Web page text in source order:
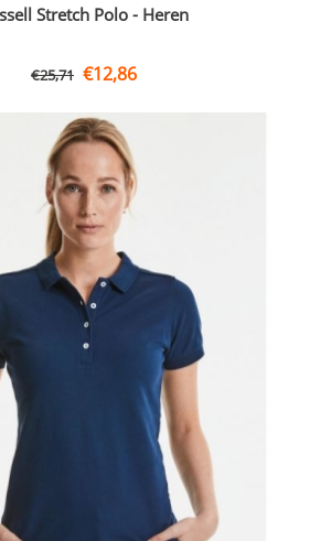
Stretch Polo - Heren
€25,71 €12,86